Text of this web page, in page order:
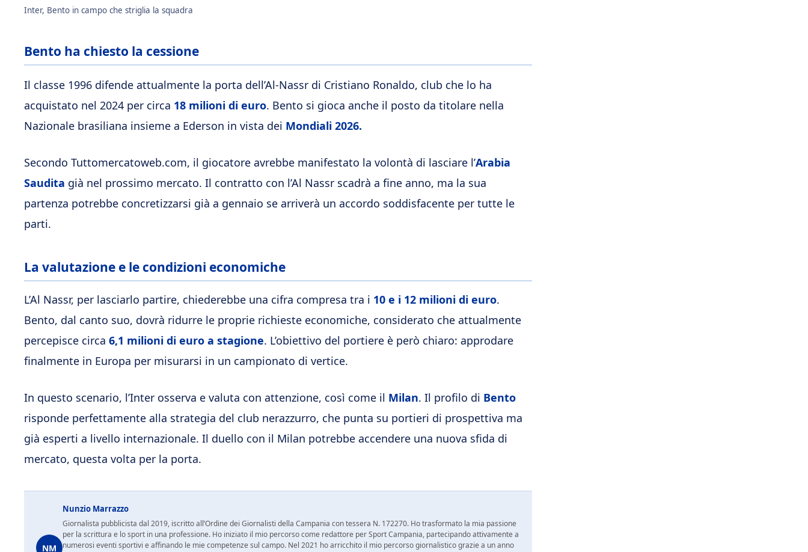
Inter, Bento in campo che striglia la squadra
Bento ha chiesto la cessione
Il classe 1996 difende attualmente la porta dell’Al-Nassr di Cristiano Ronaldo, club che lo ha
acquistato nel 2024 per circa 18 milioni di euro. Bento si gioca anche il posto da titolare nella
Nazionale brasiliana insieme a Ederson in vista dei Mondiali 2026.
Secondo Tuttomercatoweb.com, il giocatore avrebbe manifestato la volontà di lasciare l’Arabia
Saudita già nel prossimo mercato. Il contratto con l’Al Nassr scadrà a fine anno, ma la sua
partenza potrebbe concretizzarsi già a gennaio se arriverà un accordo soddisfacente per tutte le
parti.
La valutazione e le condizioni economiche
L’Al Nassr, per lasciarlo partire, chiederebbe una cifra compresa tra i 10 e i 12 milioni di euro.
Bento, dal canto suo, dovrà ridurre le proprie richieste economiche, considerato che attualmente
percepisce circa 6,1 milioni di euro a stagione. L’obiettivo del portiere è però chiaro: approdare
finalmente in Europa per misurarsi in un campionato di vertice.
In questo scenario, l’Inter osserva e valuta con attenzione, così come il Milan. Il profilo di Bento
risponde perfettamente alla strategia del club nerazzurro, che punta su portieri di prospettiva ma
già esperti a livello internazionale. Il duello con il Milan potrebbe accendere una nuova sfida di
mercato, questa volta per la porta.
NM
Nunzio Marrazzo
Giornalista pubblicista dal 2019, iscritto all’Ordine dei Giornalisti della Campania con tessera N. 172270. Ho trasformato la mia passione
per la scrittura e lo sport in una professione. Ho iniziato il mio percorso come redattore per Sport Campania, partecipando attivamente a
numerosi eventi sportivi e affinando le mie competenze sul campo. Nel 2021 ho arricchito il mio percorso giornalistico grazie a un anno